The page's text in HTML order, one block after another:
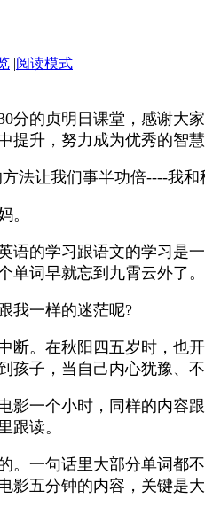
|阅读模式
分的贞明日课堂，感谢
提升，努力成为优秀的智
法让我们事半功倍----我和
。
语的学习跟语文的学习是
词早就忘到九霄云外了。
我一样的迷茫呢?
断。在秋阳四五岁时，也
子，当自己内心犹豫、
影一个小时，同样的内容
跟读。
。一句话里大部分单词
五分钟的内容，关键是大